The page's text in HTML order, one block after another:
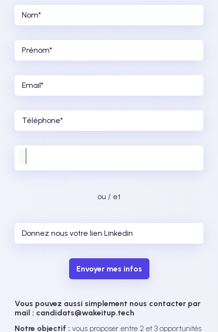
ou / et
Envoyer mes infos
Vous pouvez aussi simplement nous contacter par
mail : candidats@wakeitup.tech
Notre objectif : vous proposer entre 2 et 3 opportunités